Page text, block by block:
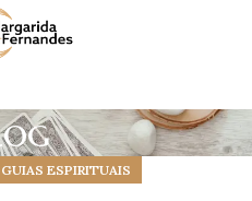
ESPIRITUAIS